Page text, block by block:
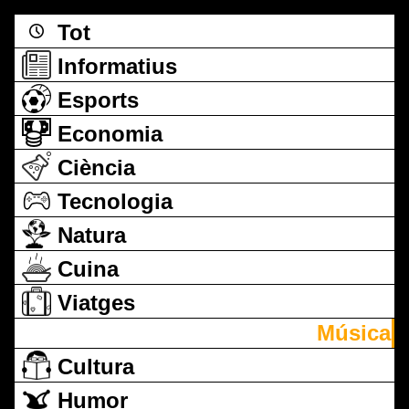
Tot
Informatius
Esports
Economia
Ciència
Tecnologia
Natura
Cuina
Viatges
Música
Cultura
Humor